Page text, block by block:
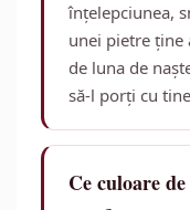
înțelepciunea,
unei pietre ține
de luna de
să-l porți cu
Ce culoare